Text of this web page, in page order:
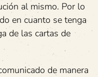
al mismo. Por lo
en cuanto se tenga
de las cartas de
de manera